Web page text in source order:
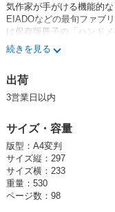
気作家が手がける機能的
EIADOなどの最旬ファブ
は保存版冊子の「ハンド
紙」が付き、初心者から
13625-04
綴込型紙1点、別冊小冊子1
続きを見る
出荷
3営業日以内
サイズ・容量
版型：A4変判
サイズ縦：297
サイズ横：233
重量：530
ページ数：98